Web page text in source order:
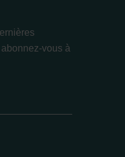
vous à